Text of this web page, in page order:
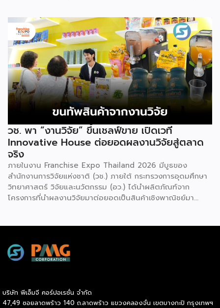
บริหารธุรกิจ การวางแผนการเงิน และการบริหารความเสี่ยง
เตรียมความพร้อมสำหรับการขยายตลาดสู่ต่างประเทศ โดยการ
จัดงานครั้งนี้คาดว่าจะสร้างมูลค่าทางเศรษฐกิจราว 220 ล้านบาท
แฟรนไชส์ไม่ใช่เพียงโมเดลธุรกิจ แต่คือ โอกาสในการต่อยอด
แบรนด์ไทยให้ก้าวสู่ตลาดใหม่ EXIM BANK จึงผนึกกำลัง
พันธมิตร สนับสนุนผู้ประกอบการไทยให้พร้อม ขยายธุรกิจ สร้าง
แบรนด์ และเปิดตลาดต่างประเทศ EXIM BANK พร้อมร่วมเดิน
ทางสู่การเปิดตลาดใหม่ เพื่อพา “แฟรนไชส์ไทย” เติบโตไกลใน
ตลาดโลก ด้วยบทบาท Export Co-pilot ที่พร้อมเคียงข้าง
ธุรกิจไทยในทุกเส้นทาง
วช. พา “งานวิจัย” ขึ้นเชลฟ์ขาย เปิดเวที
Innovative House ต่อยอดผลงานวิจัยสู่ตลาด
จริง
ภายในงาน Franchise Expo Thailand 2026 มีบูธของ
สำนักงานการวิจัยแห่งชาติ (วช.) ภายใต้ กระทรวงการอุดมศึกษา
วิทยาศาสตร์ วิจัยและนวัตกรรม (อว.) ได้นำผลิตภัณฑ์จาก
โครงการที่นำผลงานวิจัยมาต่อยอดเป็นสินค้าเชิงพาณิชย์มา
ไทยตั้งแต่ต้นน้ำยันปลายน้ำ กิจกรรมที่นำมาจัดแสดงในบูธ
ครั้งนี้เป็นส่วนหนึ่งของทุนที่ วช. สนับสนุนภายใต้ชุดโครงการ
ไปพัฒนาต่อจนสามารถขายได้จริงในเชิงพาณิชย์ ไม่ใช่แค่งาน
บริษัท พีเอ็มจี คอร์ปอเรชั่น จำกัด
47,49 ซอยลาดพร้าว 140 ถ.ลาดพร้าว แขวงคลองจั่น เขตบางกะปิ กรุงเทพฯ